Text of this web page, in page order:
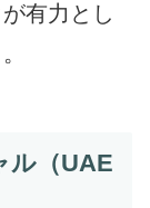
有力とし
（UAE